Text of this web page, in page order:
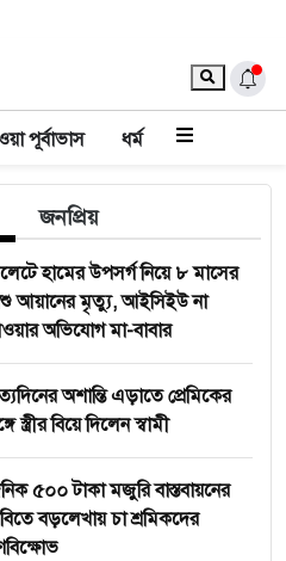
পূর্বাভাস ধর্ম
জনপ্রিয়
হামের উপসর্গ নিয়ে ৮ মাসের
আয়ানের মৃত্যু, আইসিইউ না
অভিযোগ মা-বাবার
অশান্তি এড়াতে প্রেমিকের
স্ত্রীর বিয়ে দিলেন স্বামী
৫০০ টাকা মজুরি বাস্তবায়নের
বড়লেখায় চা শ্রমিকদের